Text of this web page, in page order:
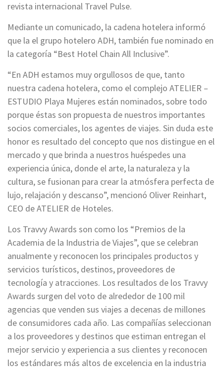
revista internacional Travel Pulse.
Mediante un comunicado, la cadena hotelera informó
que la el grupo hotelero ADH, también fue nominado en
la categoría “Best Hotel Chain All Inclusive”.
“En ADH estamos muy orgullosos de que, tanto
nuestra cadena hotelera, como el complejo ATELIER –
ESTUDIO Playa Mujeres están nominados, sobre todo
porque éstas son propuesta de nuestros importantes
socios comerciales, los agentes de viajes. Sin duda este
honor es resultado del concepto que nos distingue en el
mercado y que brinda a nuestros huéspedes una
experiencia única, donde el arte, la naturaleza y la
cultura, se fusionan para crear la atmósfera perfecta de
lujo, relajación y descanso”, mencionó Oliver Reinhart,
CEO de ATELIER de Hoteles.
Los Travvy Awards son como los “Premios de la
Academia de la Industria de Viajes”, que se celebran
anualmente y reconocen los principales productos y
servicios turísticos, destinos, proveedores de
tecnología y atracciones. Los resultados de los Travvy
Awards surgen del voto de alrededor de 100 mil
agencias que venden sus viajes a decenas de millones
de consumidores cada año. Las compañías seleccionan
a los proveedores y destinos que estiman entregan el
mejor servicio y experiencia a sus clientes y reconocen
los estándares más altos de excelencia en la industria